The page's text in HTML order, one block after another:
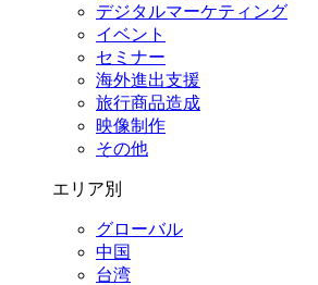
デジタルマーケティング
イベント
セミナー
海外進出支援
旅行商品造成
映像制作
その他
エリア別
グローバル
中国
台湾